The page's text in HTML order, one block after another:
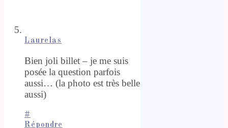
Laurelas
Bien joli billet – je me suis
posée la question parfois
aussi… (la photo est très belle
aussi)
#
Répondre